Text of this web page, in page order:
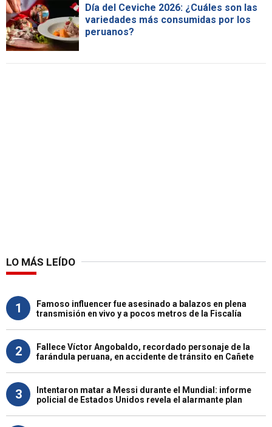
Día del Ceviche 2026: ¿Cuáles son las
variedades más consumidas por los
peruanos?
LO MÁS LEÍDO
1
Famoso influencer fue asesinado a balazos en plena
transmisión en vivo y a pocos metros de la Fiscalía
2
Fallece Víctor Angobaldo, recordado personaje de la
farándula peruana, en accidente de tránsito en Cañete
3
Intentaron matar a Messi durante el Mundial: informe
policial de Estados Unidos revela el alarmante plan